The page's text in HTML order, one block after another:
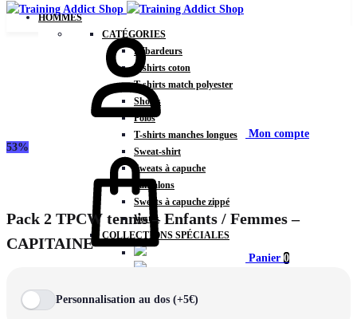
HOMMES
CATÉGORIES
Débardeurs
T-shirts coton
T-shirts match polyester
Shorts
Polos
T-shirts manches longues
Sweat-shirt
Sweats à capuche
Pantalons
Sweats à capuche zippé
Vestes
COLLECTIONS SPÉCIALES
Mon compte
Panier 0
53%
Pack 2 TPCW tennis – Enfants / Femmes –
CAPITAINE
Personnalisation au dos (+5€)